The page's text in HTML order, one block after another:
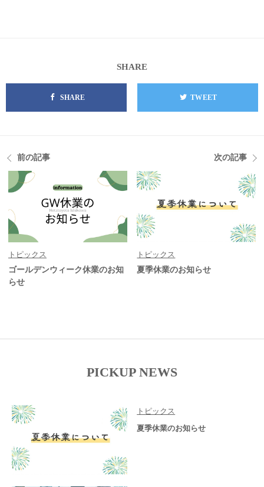
SHARE
SHARE TWEET
前の記事
トピックス
ゴールデンウィーク休業のお知
らせ
次の記事
トピックス
夏季休業のお知らせ
PICKUP NEWS
トピックス
夏季休業のお知らせ